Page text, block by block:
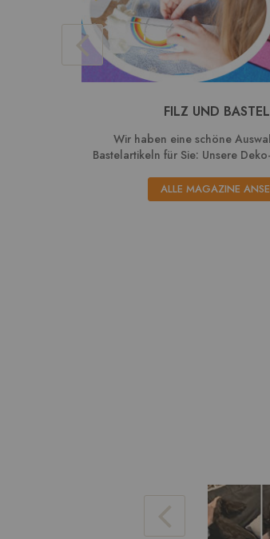
FILZ UND
Wir haben eine schöne
Bastelartikeln für Sie: Unsere
ALLE MAGAZINE
Arbeit damit bürsten, um
Die braune Farbe war